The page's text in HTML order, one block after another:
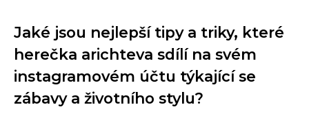
Jaké jsou nejlepší tipy a triky, které
herečka arichteva sdílí na svém
instagramovém účtu týkající se
zábavy a životního stylu?